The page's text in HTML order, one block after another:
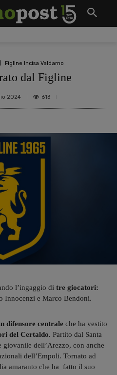
Figline Incisa Valdarno
dal Figline
2024 613
l’ingaggio di tre giocatori:
Innocenzi e Marco Bendoni.
difensore centrale che ha vestito
del Certaldo. Partito dal Santa
giovanile dell’Arezzo, con anche
dell’Empoli. Tornato ad
amaranto che ha fatto il suo